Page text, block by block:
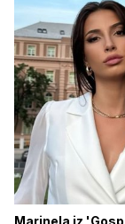
Marinela iz